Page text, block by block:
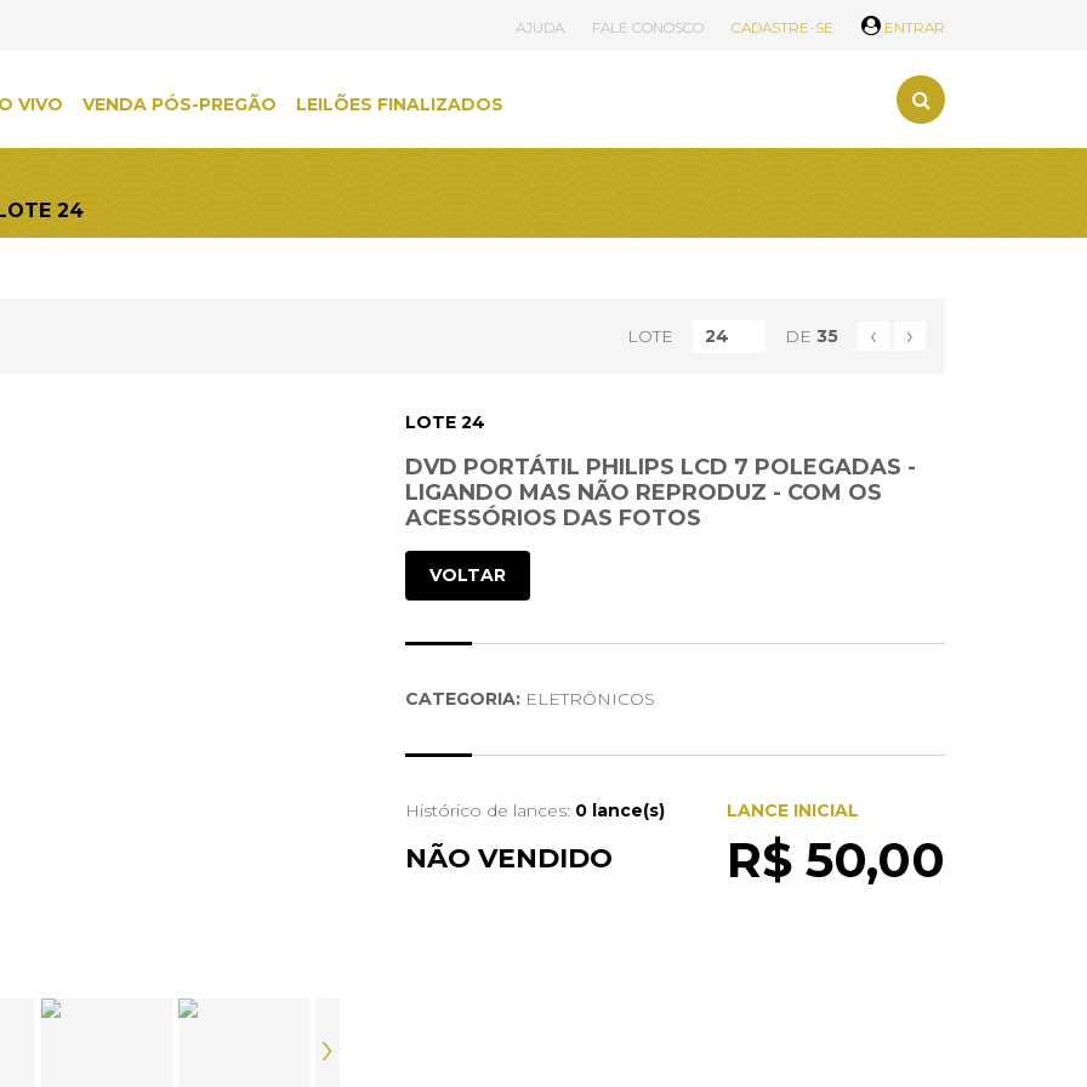
AJUDA FALE CONOSCO CADASTRE-SE ENTRAR
VIVO VENDA PÓS-PREGÃO LEILÕES FINALIZADOS
24
LOTE DE 35 ‹ ›
›
LOTE 24
DVD PORTÁTIL PHILIPS LCD 7 POLEGADAS -
LIGANDO MAS NÃO REPRODUZ - COM OS
ACESSÓRIOS DAS FOTOS
VOLTAR
CATEGORIA: ELETRÔNICOS
Histórico de lances: 0 lance(s)
NÃO VENDIDO
LANCE INICIAL
R$ 50,00